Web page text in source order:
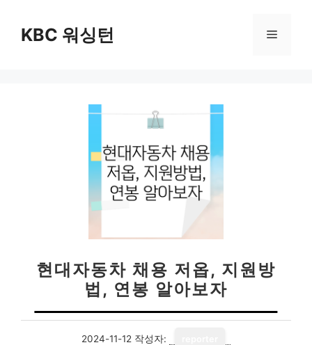
KBC 워싱턴 메
현대자동차 채용 저옵, 지원방
법, 연봉 알아보자
2024-11-12 작성자: